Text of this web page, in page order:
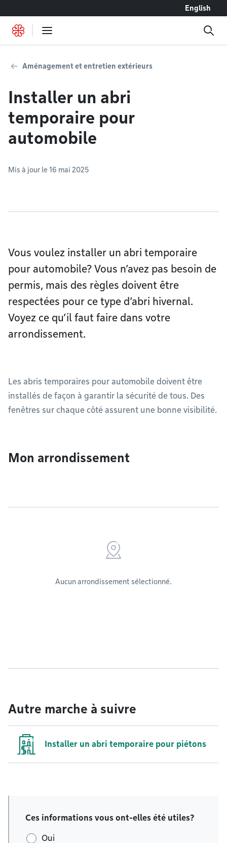
English
Aménagement et entretien extérieurs
Installer un abri
temporaire pour
automobile
Mis à jour le 16 mai 2025
Vous voulez installer un abri temporaire
pour automobile? Vous n’avez pas besoin de
permis, mais des règles doivent être
respectées pour ce type d’abri hivernal.
Voyez ce qu’il faut faire dans votre
arrondissement.
Les abris temporaires pour automobile doivent être
installés de façon à garantir la sécurité de tous. Des
fenêtres sur chaque côté assurent une bonne visibilité.
Mon arrondissement
Aucun arrondissement sélectionné.
Autre marche à suivre
Installer un abri temporaire pour piétons
Ces informations vous ont-elles été utiles?
Oui